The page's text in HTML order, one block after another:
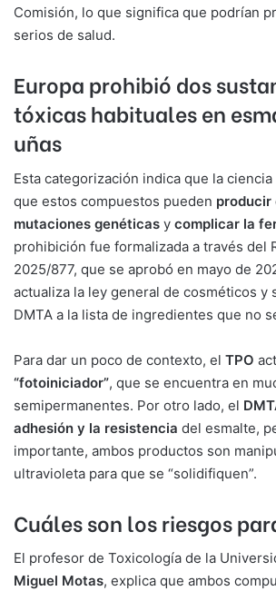
Comisión, lo que significa que podrían
serios de salud.
Europa prohibió dos
tóxicas habituales en
uñas
Esta categorización indica que la
que estos compuestos pueden producir
mutaciones genéticas y complicar la
prohibición fue formalizada a través del
2025/877, que se aprobó en mayo de
actualiza la ley general de cosméticos y
DMTA a la lista de ingredientes que no
Para dar un poco de contexto, el TPO
“fotoiniciador”, que se encuentra en
semipermanentes. Por otro lado, el
adhesión y la resistencia del esmalte,
importante, ambos productos son
ultravioleta para que se “solidifiquen”.
Cuáles son los riesgos
El profesor de Toxicología de la
Miguel Motas, explica que ambos